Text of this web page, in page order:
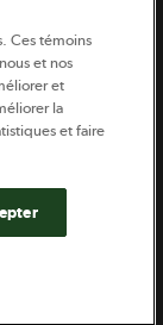
Coopératif.
agricole
Ces témoins
et nos
et
la
et faire